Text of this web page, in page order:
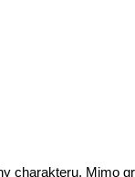
charakteru. Mimo